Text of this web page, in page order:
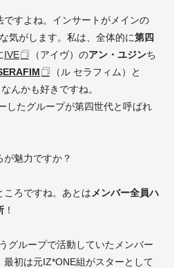
ですよね。インサートがメインの
気がします。私は、全体的に第四
IVE （アイヴ）のアン・ユジンち
（ル セラフィム）と
んかも好きですね。
したグループが第四世代と呼ばれ
が魅力ですか？
ころですね。あとは メンバー全員ハ
！
グループで活動していたメンバー
初は元IZ*ONE組がスターとして